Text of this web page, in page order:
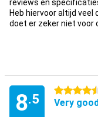
reviews en
Heb hiervoor altijd
doet er zeker niet voor
8.5
4.5 stars
Very